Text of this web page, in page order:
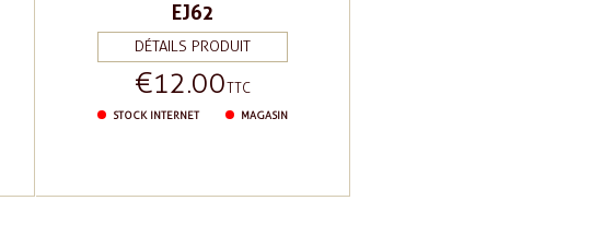
EJ62
DÉTAILS PRODUIT
Price
€12.00TTC
STOCK INTERNET MAGASIN